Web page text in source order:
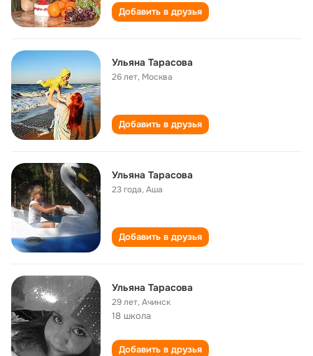
Добавить в друзья
Ульяна Тарасова
26 лет, Москва
Добавить в друзья
Ульяна Тарасова
23 года,Аша
Добавить в друзья
Ульяна Тарасова
29 лет,Ачинск
18 школа
Добавить в друзья